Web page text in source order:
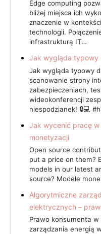
Edge computing
bliżej miejsca ich
znaczenie w
technologii.
infrastrukturą IT…
Jak wygląda typowy
Jak wygląda typowy
scanowanie strony
zabezpieczeniach,
wideokonferencji
niespodzianek! 🔒💻
Jak wycenić pracę w
monetyzacji
Open source
put a price on them?
models in our latest
source? Modele
Algorytmiczne
elektrycznych –
Prawo konsumenta
zarządzania energią